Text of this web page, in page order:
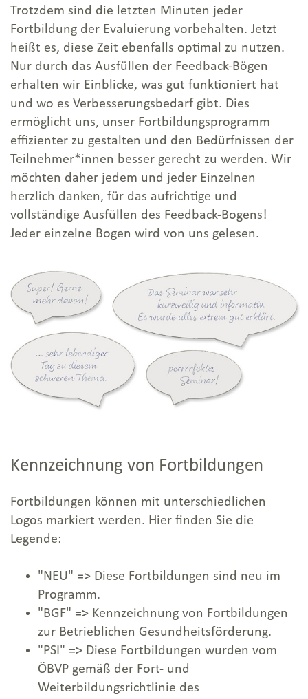
Trotzdem sind die letzten Minuten jeder
Fortbildung der Evaluierung vorbehalten. Jetzt
heißt es, diese Zeit ebenfalls optimal zu nutzen.
Nur durch das Ausfüllen der Feedback-Bögen
erhalten wir Einblicke, was gut funktioniert hat
und wo es Verbesserungsbedarf gibt. Dies
ermöglicht uns, unser Fortbildungsprogramm
effizienter zu gestalten und den Bedürfnissen der
Teilnehmer*innen besser gerecht zu werden. Wir
möchten daher jedem und jeder Einzelnen
herzlich danken, für das aufrichtige und
vollständige Ausfüllen des Feedback-Bogens!
Jeder einzelne Bogen wird von uns gelesen.
Kennzeichnung von Fortbildungen
Fortbildungen können mit unterschiedlichen
Logos markiert werden. Hier finden Sie die
Legende:
"NEU" => Diese Fortbildungen sind neu im
Programm.
"BGF" => Kennzeichnung von Fortbildungen
zur Betrieblichen Gesundheitsförderung.
"PSI" => Diese Fortbildungen wurden vom
ÖBVP gemäß der Fort- und
Weiterbildungsrichtlinie des